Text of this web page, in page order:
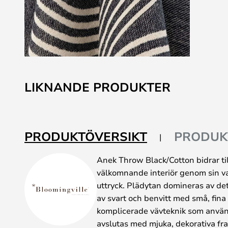
till
början
LIKNANDE PRODUKTER
PRODUKTÖVERSIKT
Anek Throw Black/Cotton bidrar
välkomnande interiör genom sin
uttryck. Plädytan domineras av
av svart och benvitt med små,
komplicerade vävteknik som
avslutas med mjuka, dekorativa